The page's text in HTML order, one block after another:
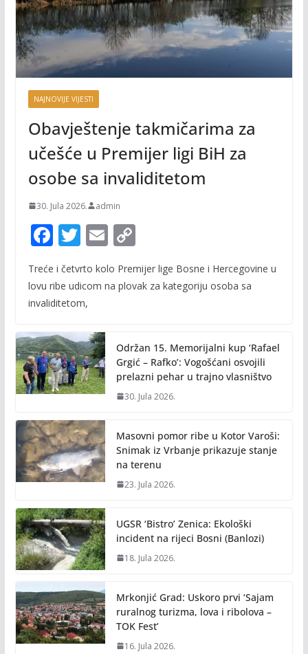
NAJNOVIJE VIJESTI
Obavještenje takmičarima za
učešće u Premijer ligi BiH za
osobe sa invaliditetom
30. Jula 2026. admin
F
e
b
o
k
T
itt
er
E
ai
C
p
n
k
Treće i četvrto kolo Premijer lige Bosne i Hercegovine u
lovu ribe udicom na plovak za kategoriju osoba sa
invaliditetom,
Održan 15. Memorijalni kup ‘Rafael
Grgić – Rafko’: Vogošćani osvojili
prelazni pehar u trajno vlasništvo
30. Jula 2026.
Masovni pomor ribe u Kotor Varoši:
Snimak iz Vrbanje prikazuje stanje
na terenu
23. Jula 2026.
UGSR ‘Bistro’ Zenica: Ekološki
incident na rijeci Bosni (Banlozi)
18. Jula 2026.
Mrkonjić Grad: Uskoro prvi ‘Sajam
ruralnog turizma, lova i ribolova –
TOK Fest’
16. Jula 2026.